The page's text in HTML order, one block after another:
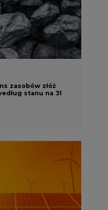
zasobów złóż
stanu na 31